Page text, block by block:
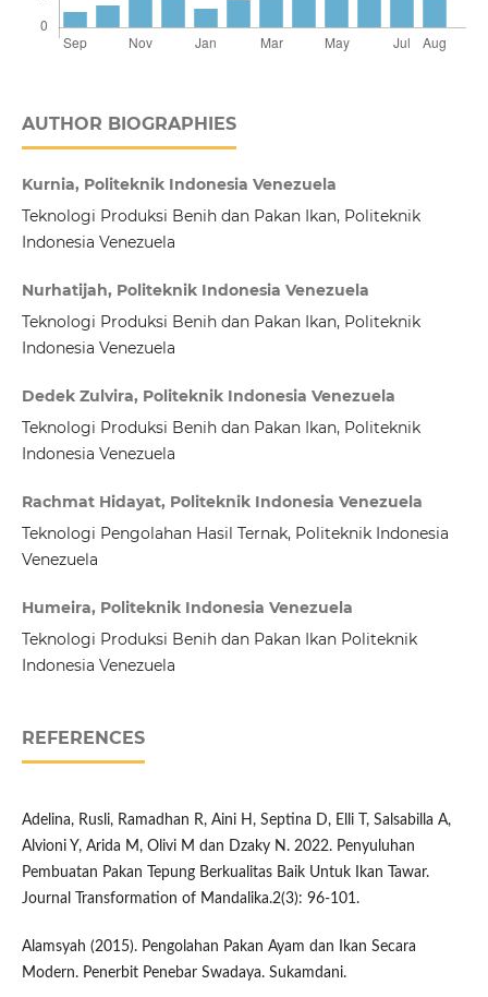
AUTHOR BIOGRAPHIES
Kurnia, Politeknik Indonesia Venezuela
Teknologi Produksi Benih dan Pakan Ikan, Politeknik
Indonesia Venezuela
Nurhatijah, Politeknik Indonesia Venezuela
Teknologi Produksi Benih dan Pakan Ikan, Politeknik
Indonesia Venezuela
Dedek Zulvira, Politeknik Indonesia Venezuela
Teknologi Produksi Benih dan Pakan Ikan, Politeknik
Indonesia Venezuela
Rachmat Hidayat, Politeknik Indonesia Venezuela
Teknologi Pengolahan Hasil Ternak, Politeknik Indonesia
Venezuela
Humeira, Politeknik Indonesia Venezuela
Teknologi Produksi Benih dan Pakan Ikan Politeknik
Indonesia Venezuela
REFERENCES
Adelina, Rusli, Ramadhan R, Aini H, Septina D, Elli T, Salsabilla A,
Alvioni Y, Arida M, Olivi M dan Dzaky N. 2022. Penyuluhan
Pembuatan Pakan Tepung Berkualitas Baik Untuk Ikan Tawar.
Journal Transformation of Mandalika.2(3): 96-101.
Alamsyah (2015). Pengolahan Pakan Ayam dan Ikan Secara
Modern. Penerbit Penebar Swadaya. Sukamdani.